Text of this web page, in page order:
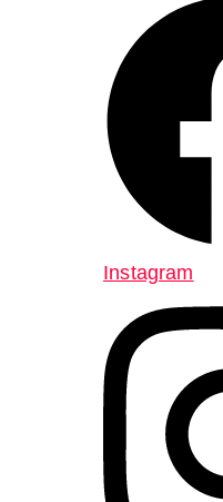
Instagram